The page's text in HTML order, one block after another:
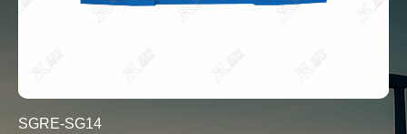
SGRE-SG14